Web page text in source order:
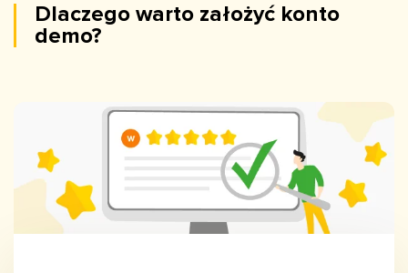
Dlaczego warto założyć konto
demo?